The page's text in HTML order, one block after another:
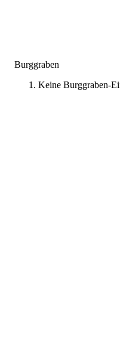
Burggraben
Keine Burggraben-